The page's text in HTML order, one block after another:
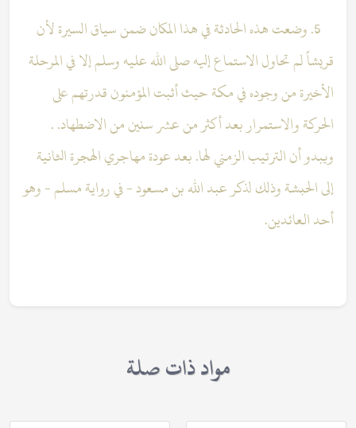
5. وضعت هذه الحادثة في هذا المكان ضمن سياق السيرة لأن
قريشاً لم تحاول الاستماع إليه صلى الله عليه وسلم إلا في المرحلة
الأخيرة من وجوده في مكة حيث أثبت المؤمنون قدرتهم على
الحركة والاستمرار بعد أكثر من عشر سنين من الاضطهاد. .
ويبدو أن الترتيب الزمني لها. بعد عودة مهاجري الهجرة الثانية
إلى الحبشة وذلك لذكر عبد الله بن مسعود - في رواية مسلم - وهو
أحد العائدين.
مواد ذات صلة